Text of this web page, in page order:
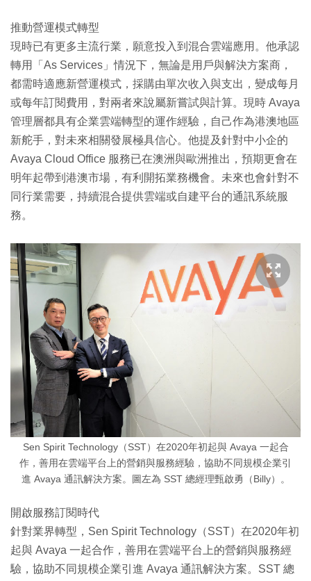
推動營運模式轉型
現時已有更多主流行業，願意投入到混合雲端應用。他承認
轉用「As Services」情況下，無論是用戶與解決方案商，
都需時適應新營運模式，採購由單次收入與支出，變成每月
或每年訂閱費用，對兩者來說屬新嘗試與計算。現時 Avaya
管理層都具有企業雲端轉型的運作經驗，自己作為港澳地區
新舵手，對未來相關發展極具信心。他提及針對中小企的
Avaya Cloud Office 服務已在澳洲與歐洲推出，預期更會在
明年起帶到港澳市場，有利開拓業務機會。未來也會針對不
同行業需要，持續混合提供雲端或自建平台的通訊系統服
務。
Sen Spirit Technology（SST）在2020年初起與 Avaya 一起合
作，善用在雲端平台上的營銷與服務經驗，協助不同規模企業引
進 Avaya 通訊解決方案。圖左為 SST 總經理甄啟勇（Billy）。
開啟服務訂閱時代
針對業界轉型，Sen Spirit Technology（SST）在2020年初
起與 Avaya 一起合作，善用在雲端平台上的營銷與服務經
驗，協助不同規模企業引進 Avaya 通訊解決方案。SST 總